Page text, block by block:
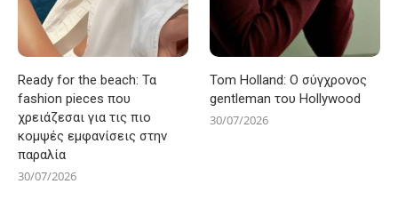
Ready for the beach: Τα
fashion pieces που
χρειάζεσαι για τις πιο
κομψές εμφανίσεις στην
παραλία
30/07/2026
Tom Holland: Ο σύγχρονος
gentleman του Hollywood
30/07/2026